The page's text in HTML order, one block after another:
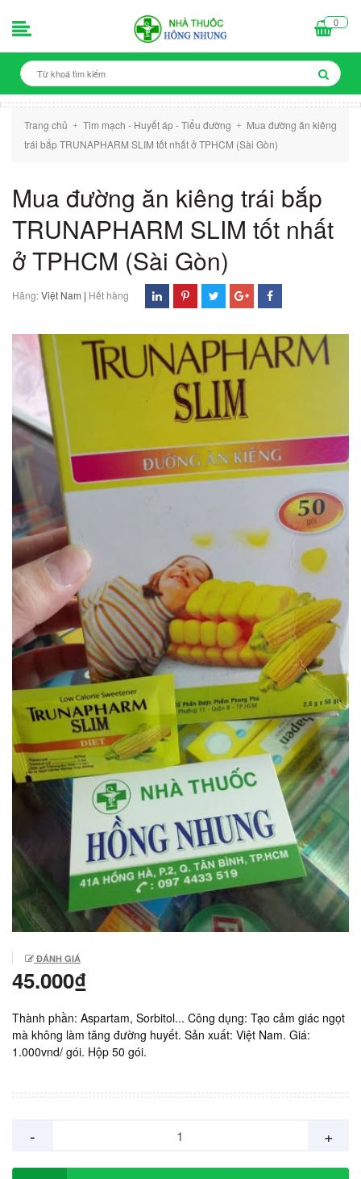
0
Trang chủ + Tim mạch - Huyết áp - Tiểu đường +
Mua đường ăn kiêng
trái bắp TRUNAPHARM SLIM tốt nhất ở TPHCM (Sài Gòn)
Mua đường ăn kiêng trái bắp
TRUNAPHARM SLIM tốt nhất
ở TPHCM (Sài Gòn)
Hãng:Việt Nam | Hết hàng
ĐÁNH GIÁ
45.000₫
Thành phần: Aspartam, Sorbitol... Công dụng: Tạo cảm giác ngọt
mà không làm tăng đường huyết. Sản xuất: Việt Nam. Giá:
1.000vnd/ gói. Hộp 50 gói.
- +